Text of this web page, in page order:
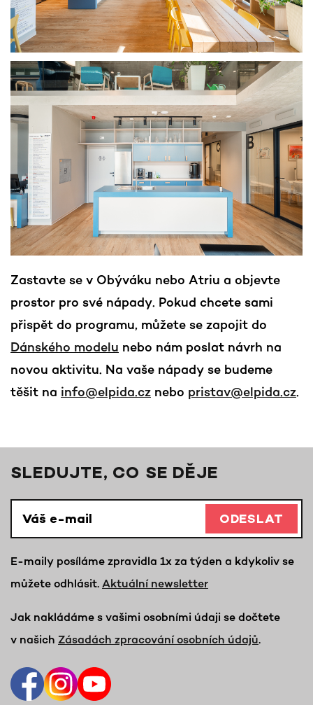
Zastavte se v Obýváku nebo Atriu a objevte
prostor pro své nápady. Pokud chcete sami
přispět do programu, můžete se zapojit do
Dánského modelu nebo nám poslat návrh na
novou aktivitu. Na vaše nápady se budeme
těšit na info@elpida.cz nebo pristav@elpida.cz.
SLEDUJTE, CO SE DĚJE
ODESLAT
E-maily posíláme zpravidla 1x za týden a kdykoliv se
můžete odhlásit. Aktuální newsletter
Jak nakládáme s vašimi osobními údaji se dočtete
v našich Zásadách zpracování osobních údajů.